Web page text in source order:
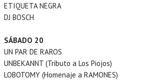
ETIQUETA NEGRA
DJ BOSCH
SÁBADO 20
UN PAR DE RAROS
UNBEKANNT (Tributo a Los Piojos)
LOBOTOMY (Homenaje a RAMONES)